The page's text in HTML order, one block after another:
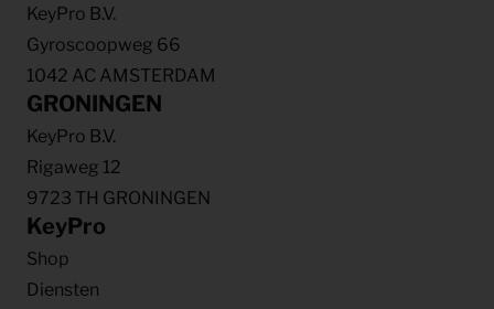
KeyPro B.V.
Gyroscoopweg 66
1042 AC AMSTERDAM
GRONINGEN
KeyPro B.V.
Rigaweg 12
9723 TH GRONINGEN
KeyPro
Shop
Diensten